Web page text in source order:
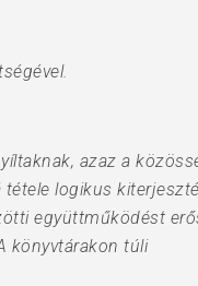
azaz a
logikus
együttműködést
könyvtárakon túli